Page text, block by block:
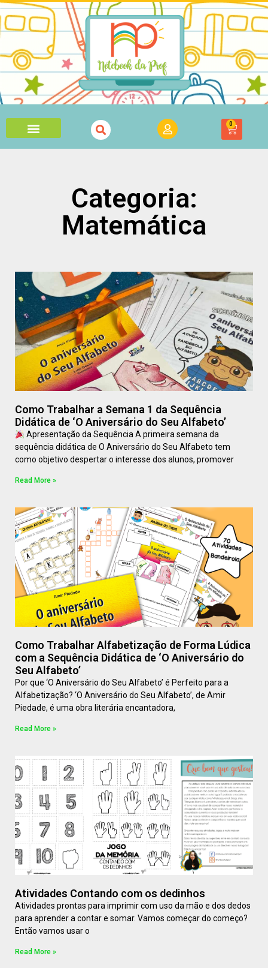
0
Categoria:
Matemática
Como Trabalhar a Semana 1 da Sequência
Didática de ‘O Aniversário do Seu Alfabeto’
Apresentação da Sequência A primeira semana da
sequência didática de O Aniversário do Seu Alfabeto tem
como objetivo despertar o interesse dos alunos, promover
Read More »
Como Trabalhar Alfabetização de Forma Lúdica
com a Sequência Didática de ‘O Aniversário do
Seu Alfabeto’
Por que ‘O Aniversário do Seu Alfabeto’ é Perfeito para a
Alfabetização? ‘O Aniversário do Seu Alfabeto’, de Amir
Piedade, é uma obra literária encantadora,
Read More »
Atividades Contando com os dedinhos
Atividades prontas para imprimir com uso da mão e dos dedos
para aprender a contar e somar. Vamos começar do começo?
Então vamos usar o
Read More »